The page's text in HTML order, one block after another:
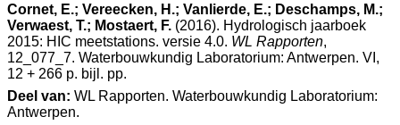
Cornet, E.; Vereecken, H.; Vanlierde, E.; Deschamps, M.;
Verwaest, T.; Mostaert, F. (2016). Hydrologisch jaarboek
2015: HIC meetstations. versie 4.0. WL Rapporten,
12_077_7. Waterbouwkundig Laboratorium: Antwerpen. VI,
12 + 266 p. bijl. pp.
Deel van: WL Rapporten. Waterbouwkundig Laboratorium:
Antwerpen.